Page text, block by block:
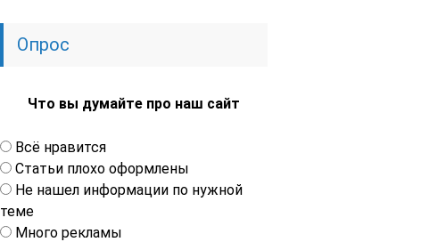
Опрос
Что вы думайте про наш сайт
Всё нравится
Статьи плохо оформлены
Не нашел информации по нужной
теме
Много рекламы